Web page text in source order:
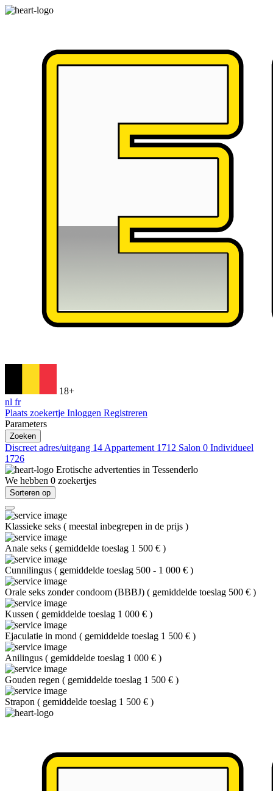
18+
nl fr
Plaats zoekertje Inloggen Registreren
Parameters
Zoeken
Discreet adres/uitgang 14 Appartement 1712 Salon 0 Individueel
1726
Erotische advertenties in Tessenderlo
We hebben 0 zoekertjes
Sorteren op
Klassieke seks ( meestal inbegrepen in de prijs )
Anale seks ( gemiddelde toeslag 1 500 € )
Cunnilingus ( gemiddelde toeslag 500 - 1 000 € )
Orale seks zonder condoom (BBBJ) ( gemiddelde toeslag 500 € )
Kussen ( gemiddelde toeslag 1 000 € )
Ejaculatie in mond ( gemiddelde toeslag 1 500 € )
Anilingus ( gemiddelde toeslag 1 000 € )
Gouden regen ( gemiddelde toeslag 1 500 € )
Strapon ( gemiddelde toeslag 1 500 € )